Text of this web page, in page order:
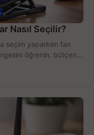
Nasıl Seçilir?
seçim yaparken fan
öğrenin, bütçenizi